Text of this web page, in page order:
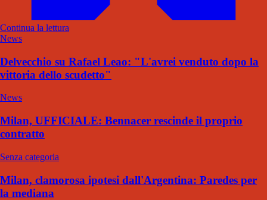
Continua la lettura
News
Delvecchio su Rafael Leao: "L'avrei venduto dopo la
vittoria dello scudetto"
News
Milan, UFFICIALE: Bennacer rescinde il proprio
contratto
Senza categoria
Milan, clamorosa ipotesi dall'Argentina: Paredes per
la mediana